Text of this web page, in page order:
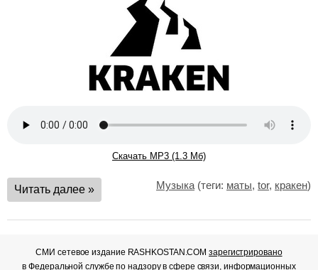
Скачать MP3 (1.3 Мб)
Читать далее » Музыка(теги: маты, tor, кракен)
СМИ сетевое издание RASHKOSTAN.COMзарегистрировано
в Федеральной службе по надзору в сфере связи, информационных